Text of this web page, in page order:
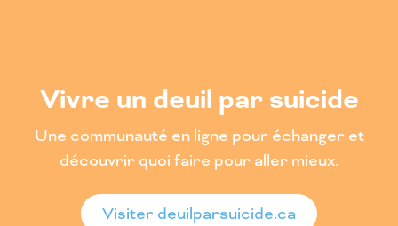
Vivre un deuil par suicide
Une communauté en ligne pour échanger et
découvrir quoi faire pour aller mieux.
Visiter deuilparsuicide.ca